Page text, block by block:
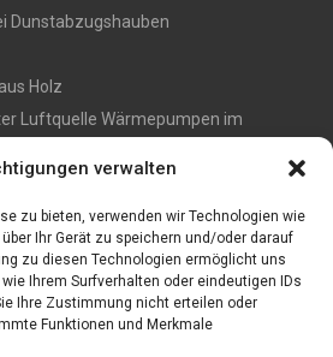
verwalten
zu bieten, verwenden wir Technologien wie
Ihr Gerät zu speichern und/oder darauf
zu diesen Technologien ermöglicht uns
Ihrem Surfverhalten oder eindeutigen IDs
Ihre Zustimmung nicht erteilen oder
Funktionen und Merkmale
Dunstabzugshauben
Holz
Luftquelle Wärmepumpen im
Sie Holzwürmer los
in fachkundige Hände